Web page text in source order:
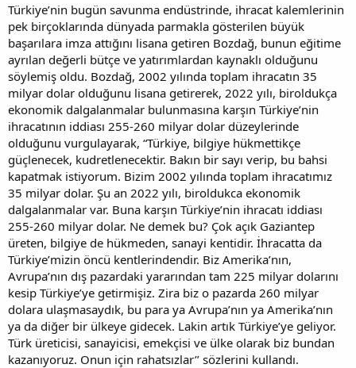
Türkiye’nin bugün savunma endüstrinde, ihracat kalemlerinin
pek birçoklarında dünyada parmakla gösterilen büyük
başarılara imza attığını lisana getiren Bozdağ, bunun eğitime
ayrılan değerli bütçe ve yatırımlardan kaynaklı olduğunu
söylemiş oldu. Bozdağ, 2002 yılında toplam ihracatın 35
milyar dolar olduğunu lisana getirerek, 2022 yılı, biroldukça
ekonomik dalgalanmalar bulunmasına karşın Türkiye’nin
ihracatının iddiası 255-260 milyar dolar düzeylerinde
olduğunu vurgulayarak, “Türkiye, bilgiye hükmettikçe
güçlenecek, kudretlenecektir. Bakın bir sayı verip, bu bahsi
kapatmak istiyorum. Bizim 2002 yılında toplam ihracatımız
35 milyar dolar. Şu an 2022 yılı, biroldukca ekonomik
dalgalanmalar var. Buna karşın Türkiye’nin ihracatı iddiası
255-260 milyar dolar. Ne demek bu? Çok açık Gaziantep
üreten, bilgiye de hükmeden, sanayi kentidir. İhracatta da
Türkiye’mizin öncü kentlerindendir. Biz Amerika’nın,
Avrupa’nın dış pazardaki yararından tam 225 milyar dolarını
kesip Türkiye’ye getirmişiz. Zira biz o pazarda 260 milyar
dolara ulaşmasaydık, bu para ya Avrupa’nın ya Amerika’nın
ya da diğer bir ülkeye gidecek. Lakin artık Türkiye’ye geliyor.
Türk üreticisi, sanayicisi, emekçisi ve ülke olarak biz bundan
kazanıyoruz. Onun için rahatsızlar’’ sözlerini kullandı.